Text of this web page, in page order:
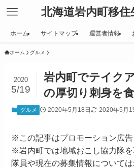
北海道岩内町移住
ホーム サイトマップ 運営者情報
ホーム グルメ
岩内町でテイク
の厚切り刺身を
2020
5/19
グルメ 2020年5月18日 2020年5月
※この記事はプロモーション広告
※岩内町では地域おこし協力隊
隊員や現在の募集情報について